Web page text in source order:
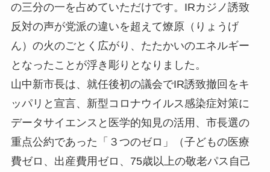
の三分の一を占めていただけです。IRカジノ誘致
反対の声が党派の違いを超えて燎原（りょうげ
ん）の火のごとく広がり、たたかいのエネルギー
となったことが浮き彫りとなりました。
山中新市長は、就任後初の議会でIR誘致撤回をキ
ッパリと宣言、新型コロナウイルス感染症対策に
データサイエンスと医学的知見の活用、市長選の
重点公約であった「３つのゼロ」（子どもの医療
費ゼロ、出産費用ゼロ、75歳以上の敬老パス自己